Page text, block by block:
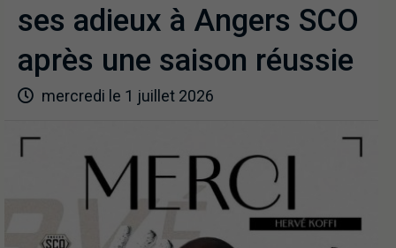
ses adieux à Angers SCO
après une saison réussie
mercredi le 1 juillet 2026